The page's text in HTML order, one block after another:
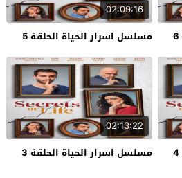
02:09:16
مسلسل اسرار الحياة الحلقة 5
02:13:22
مسلسل اسرار الحياة الحلقة 3